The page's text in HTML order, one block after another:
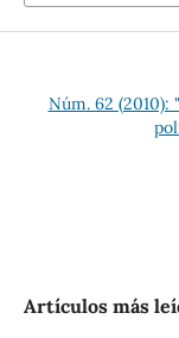
Núm. 62 (2010):
Artículos más